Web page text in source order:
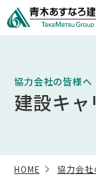
協力会社の皆様へ
建設キャ
HOME 協力会社